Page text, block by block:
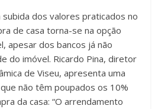
dos valores praticados no
de casa torna-se na opção
apesar dos bancos já não
do imóvel. Ricardo Pina, diretor
de Viseu, apresenta uma
não têm poupados os 10%
da casa: “O arrendamento